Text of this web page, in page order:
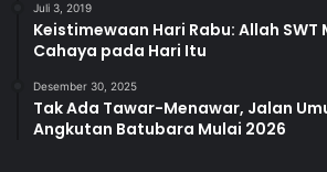
Juli 3, 2019
Keistimewaan Hari Rabu: Allah
Cahaya pada Hari Itu
Desember 30, 2025
Tak Ada Tawar-Menawar, Jalan
Angkutan Batubara Mulai 2026